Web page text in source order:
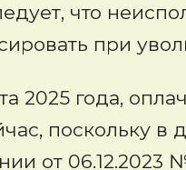
что
при
2025 года,
поскольку в
от 06.12.2023